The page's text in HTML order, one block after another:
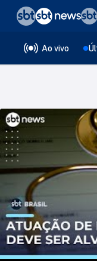
Ao vivo
❮voltar